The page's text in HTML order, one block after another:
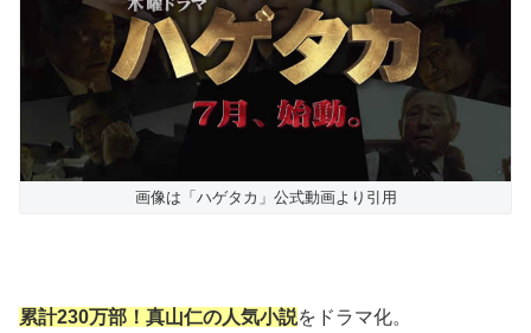
画像は「ハゲタカ」公式動画より引用
累計230万部！真山仁の人気小説をドラマ化。